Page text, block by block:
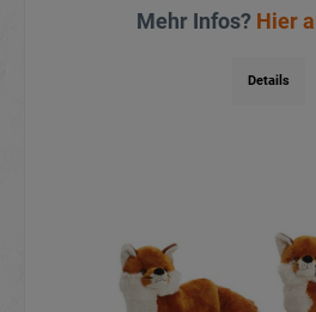
Mehr Infos? Hier
Details